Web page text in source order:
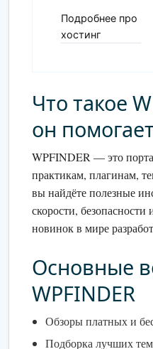
Подробнее про
хостинг
Что такое
он
WPFINDER — это
практикам, плагинам,
вы найдёте полезные
скорости,
новинок в мире
Основные
WPFINDER
Обзоры платных и
Подборка лучших